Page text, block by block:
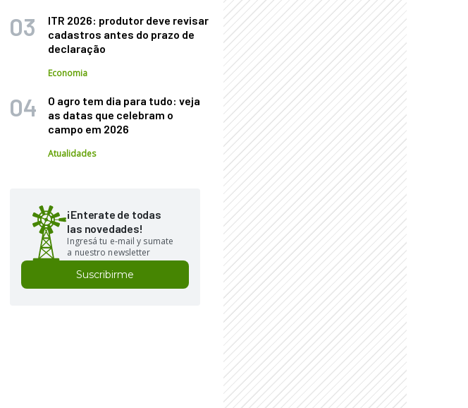
ITR 2026: produtor deve revisar
cadastros antes do prazo de
declaração
Economia
O agro tem dia para tudo: veja
as datas que celebram o
campo em 2026
Atualidades
¡Enterate de todas
las novedades!
Ingresá tu e-mail y sumate
a nuestro newsletter
Suscribirme